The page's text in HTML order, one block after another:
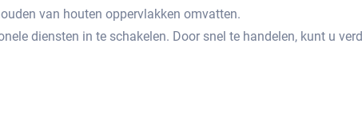
van houten oppervlakken omvatten.​
diensten in te schakelen. Door snel te handelen, kunt u